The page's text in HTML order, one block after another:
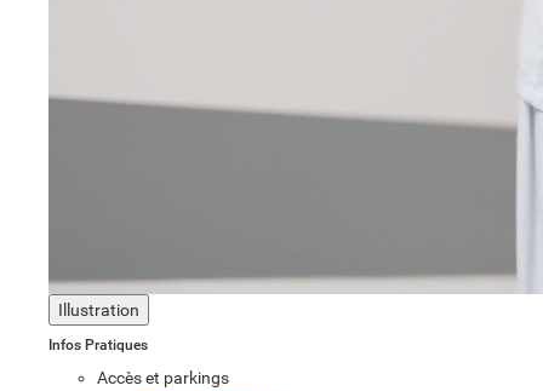
Illustration
Infos Pratiques
Accès et parkings